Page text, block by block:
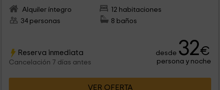
Alquiler íntegro
12 habitaciones
34 personas
8 baños
Reserva inmediata
Cancelación 7 días antes
desde 32€
persona y noche
VER OFERTA